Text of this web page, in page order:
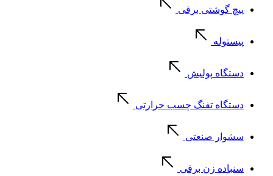
پیچ گوشتی برقی
پیستوله
دستگاه پولیش
دستگاه تفنگ چسب حرارتی
سشوار صنعتی
سنباده زن برقی